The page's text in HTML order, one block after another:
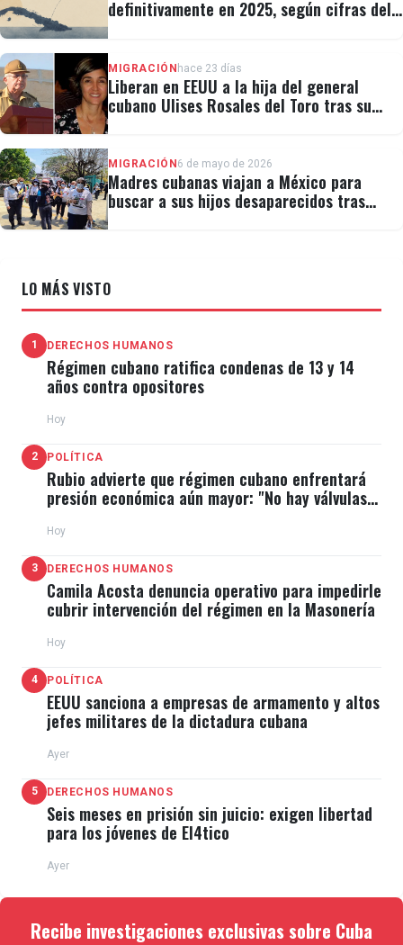
definitivamente en 2025, según cifras del
MIGRACIÓN hace 23 días
Liberan en EEUU a la hija del general
cubano Ulises Rosales del Toro tras su
MIGRACIÓN6 de mayo de 2026
Madres cubanas viajan a México para
buscar a sus hijos desaparecidos tras
LO MÁS VISTO
1 DERECHOS HUMANOS
Régimen cubano ratifica condenas de 13 y 14
años contra opositores
Hoy
2 POLÍTICA
Rubio advierte que régimen cubano enfrentará
presión económica aún mayor: "No hay válvulas
Hoy
3 DERECHOS HUMANOS
Camila Acosta denuncia operativo para impedirle
cubrir intervención del régimen en la Masonería
Hoy
4 POLÍTICA
EEUU sanciona a empresas de armamento y altos
jefes militares de la dictadura cubana
Ayer
5 DERECHOS HUMANOS
Seis meses en prisión sin juicio: exigen libertad
para los jóvenes de El4tico
Ayer
Recibe investigaciones exclusivas sobre Cuba